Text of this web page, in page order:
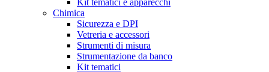
Chimica
Sicurezza e DPI
Vetreria e accessori
Strumenti di misura
Strumentazione da banco
Kit tematici